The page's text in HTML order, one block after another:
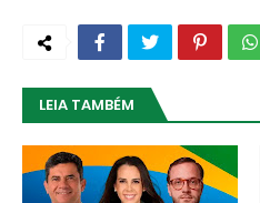
LEIA TAMBÉM